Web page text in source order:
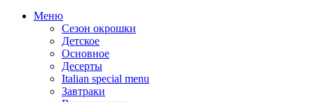
Меню
Сезон окрошки
Детское
Основное
Десерты
Italian special menu
Завтраки